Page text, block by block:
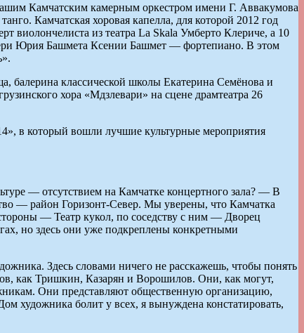
Камчат­ским камерным оркестром имени Г. Аввакумова
Камчатская хоровая капелла, для которой 2012 год
виолончелиста из театра La Skala Умберто Клериче, а 10
Юрия Башмета Ксении Башмет — фортепиано. В этом
балерина классической школы Екатерина Семёнова и
хора «Мдзлевари» на сцене драмтеатра 26
в который вошли лучшие культурные мероприятия
— отсутствием на Камчатке концертного зала? — В
— район Горизонт-Север. Мы уверены, что Камчатка
— Театр кукол, по соседству с ним — Дворец
но здесь они уже подкреплены конкретными
Здесь словами ничего не расскажешь, чтобы понять
как Тришкин, Казарян и Ворошилов. Они, как могут,
Они представляют общественную организацию,
художника болит у всех, я вынуждена констатировать,